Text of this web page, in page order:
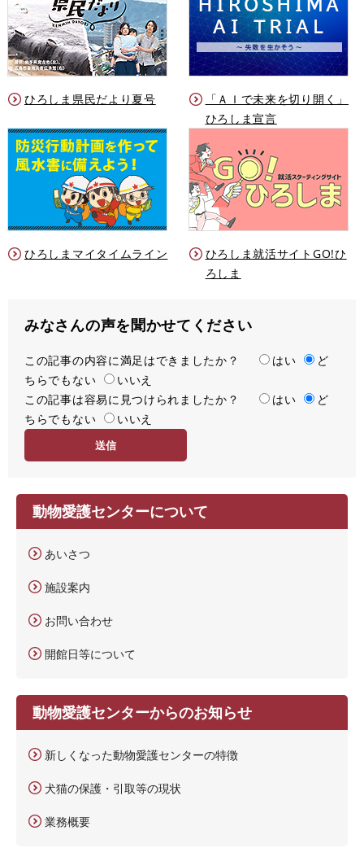
ひろしま県民だより夏号
「ＡＩで未来を切り開く」
ひろしま宣言
ひろしまマイタイムライン
ひろしま就活サイトGO!ひ
ろしま
みなさんの声を聞かせてください
満
足
度
この記事の内容に満足はできましたか？ はい
ど
ちらでもない
いいえ
容
易
この記事は容易に見つけられましたか？ はい
ど
ちらでもない
いいえ
動物愛護センターについて
あいさつ
施設案内
お問い合わせ
開館日等について
動物愛護センターからのお知らせ
新しくなった動物愛護センターの特徴
犬猫の保護・引取等の現状
業務概要